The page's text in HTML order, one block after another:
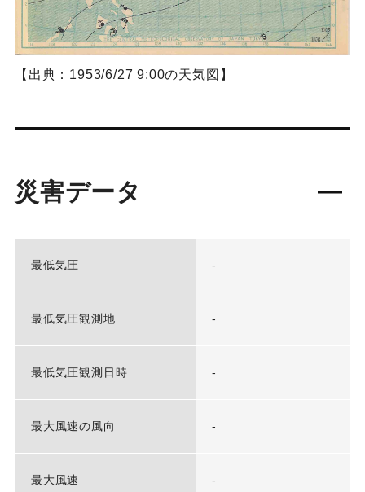
【出典：1953/6/27 9:00の天気図】
災害データ
最低気圧 -
最低気圧観測地 -
最低気圧観測日時 -
最大風速の風向 -
最大風速 -